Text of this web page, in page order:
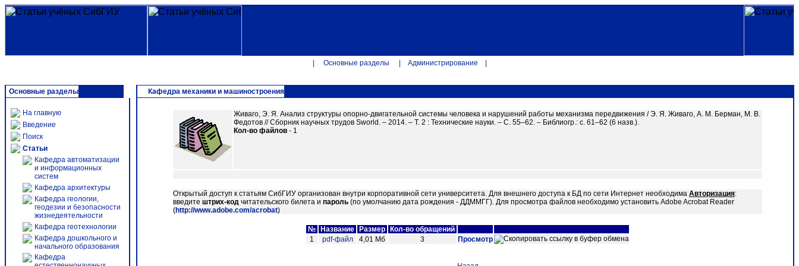
Основные разделы Администрирование
Основные разделы
На главную
Введение
Поиск
Статьи
Кафедра автоматизации
и информационных
систем
Кафедра архитектуры
Кафедра геологии,
геодезии и безопасности
жизнедеятельности
Кафедра геотехнологии
Кафедра дошкольного и
начального образования
Кафедра
Кафедра механики и машиностроения
Живаго, Э. Я. Анализ структуры опорно-двигательной системы человека и нарушений работы механизма передвижения / Э. Я. Живаго, А. М. Берман, М. В.
Федотов // Сборник научных трудов Sworld. – 2014. – Т. 2 : Технические науки. – С. 55–62. – Библиогр.: с. 61–62 (6 назв.).
Кол-во файлов - 1
Открытый доступ к статьям СибГИУ организован внутри корпоративной сети университета. Для внешнего доступа к БД по сети Интернет необходима Авторизация:
введите штрих-код читательского билета и пароль (по умолчанию дата рождения - ДДММГГ). Для просмотра файлов необходимо установить Adobe Acrobat Reader
(http://www.adobe.com/acrobat)
№ Название Размер
Кол-во обращений
1
pdf-файл 4,01 Мб 3 Просмотр